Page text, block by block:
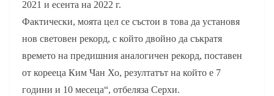
2021 и есента на 2022 г.
Фактически, моята цел се състои в това да установя
нов световен рекорд, с който двойно да съкратя
времето на предишния аналогичен рекорд, поставен
от корееца Ким Чан Хо, резултатът на който е 7
години и 10 месеца“, отбеляза Серхи.